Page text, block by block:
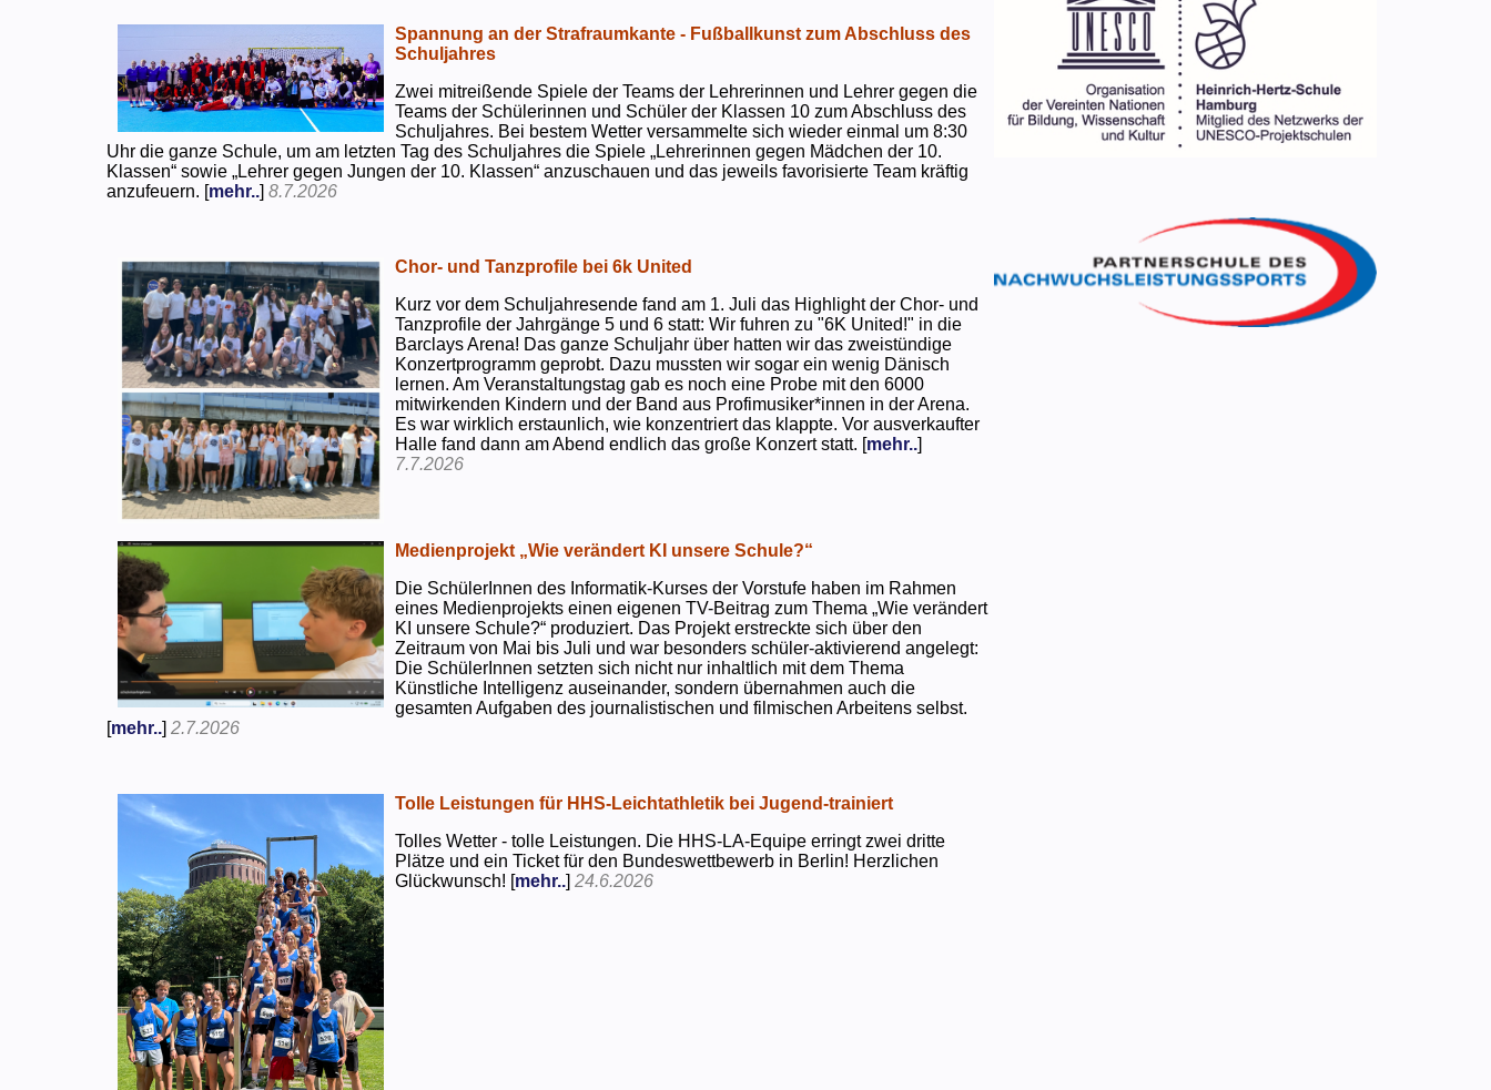
Spannung an der Strafraumkante - Fußballkunst zum Abschluss des
Schuljahres
Zwei mitreißende Spiele der Teams der Lehrerinnen und Lehrer gegen die
Teams der Schülerinnen und Schüler der Klassen 10 zum Abschluss des
Schuljahres. Bei bestem Wetter versammelte sich wieder einmal um 8:30
Uhr die ganze Schule, um am letzten Tag des Schuljahres die Spiele „Lehrerinnen gegen Mädchen der 10.
Klassen“ sowie „Lehrer gegen Jungen der 10. Klassen“ anzuschauen und das jeweils favorisierte Team kräftig
anzufeuern. [mehr..]8.7.2026
Chor- und Tanzprofile bei 6k United
Kurz vor dem Schuljahresende fand am 1. Juli das Highlight der Chor- und
Tanzprofile der Jahrgänge 5 und 6 statt: Wir fuhren zu "6K United!" in die
Barclays Arena! Das ganze Schuljahr über hatten wir das zweistündige
Konzertprogramm geprobt. Dazu mussten wir sogar ein wenig Dänisch
lernen. Am Veranstaltungstag gab es noch eine Probe mit den 6000
mitwirkenden Kindern und der Band aus Profimusiker*innen in der Arena.
Es war wirklich erstaunlich, wie konzentriert das klappte. Vor ausverkaufter
Halle fand dann am Abend endlich das große Konzert statt. [mehr..]
7.7.2026
Medienprojekt „Wie verändert KI unsere Schule?“
Die SchülerInnen des Informatik-Kurses der Vorstufe haben im Rahmen
eines Medienprojekts einen eigenen TV-Beitrag zum Thema „Wie verändert
KI unsere Schule?“ produziert. Das Projekt erstreckte sich über den
Zeitraum von Mai bis Juli und war besonders schüler-aktivierend angelegt:
Die SchülerInnen setzten sich nicht nur inhaltlich mit dem Thema
Künstliche Intelligenz auseinander, sondern übernahmen auch die
gesamten Aufgaben des journalistischen und filmischen Arbeitens selbst.
[mehr..]2.7.2026
Tolle Leistungen für HHS-Leichtathletik bei Jugend-trainiert
Tolles Wetter - tolle Leistungen. Die HHS-LA-Equipe erringt zwei dritte
Plätze und ein Ticket für den Bundeswettbewerb in Berlin! Herzlichen
Glückwunsch! [mehr..]24.6.2026